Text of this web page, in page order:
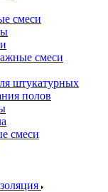
смеси
смеси
штукатурных
полов
смеси